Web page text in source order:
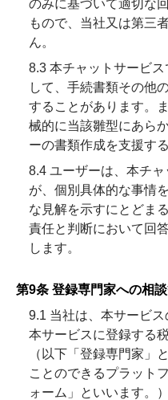
のみに基づいて適切な
もので、当社又は第三
ん。
8.3 本チャットサービ
して、手続書類その他
することがあります。
械的に当該雛型にあら
ーの書類作成を支援す
8.4 ユーザーは、本チ
が、個別具体的な事情
な見解を示すにとどま
責任と判断において回
します。
第9条 登録専門家への相
9.1 当社は、本サービス
本サービスに登録する
（以下「登録専門家」
ことのできるプラット
ォーム」といいます。